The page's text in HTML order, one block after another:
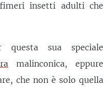
insetti adulti che
sua speciale
malinconica, eppure
che non è solo quella